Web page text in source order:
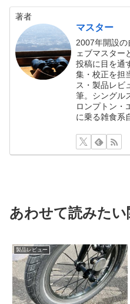
著者
マスター
2007年開設の
ェブマスター
投稿に目を通
集・校正を担
ス・製品レビ
筆。シングル
ロンプトン・
に乗る雑食系
あわせて読みたい
製品レビュー